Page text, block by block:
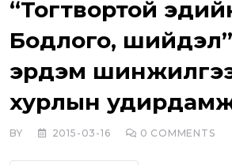
“Тогтвортой
Бодлого,
эрдэм
хурлын
BY 2015-03-16 0 COMMENTS